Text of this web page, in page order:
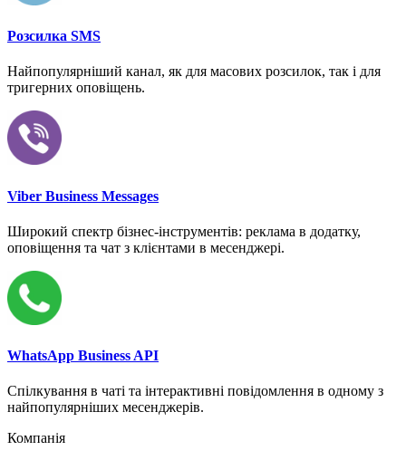
Розсилка SMS
Найпопулярніший канал, як для масових розсилок, так і для
тригерних оповіщень.
Viber Business Messages
Широкий спектр бізнес-інструментів: реклама в додатку,
оповіщення та чат з клієнтами в месенджері.
WhatsApp Business API
Спілкування в чаті та інтерактивні повідомлення в одному з
найпопулярніших месенджерів.
Компанія